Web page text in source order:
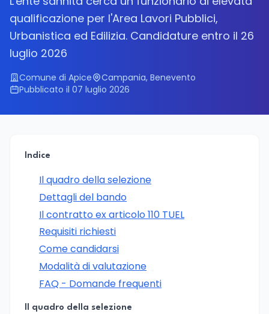
qualificazione per l'Area Lavori Pubblici,
Urbanistica ed Edilizia. Candidature entro il 26
luglio 2026
Comune di Apice
Campania, Benevento
Pubblicato il 07 luglio 2026
Indice
Il quadro della selezione
Dettagli del bando
Il contratto ex articolo 110 TUEL
Requisiti richiesti
Come candidarsi
Modalità di valutazione
FAQ - Domande frequenti
Il quadro della selezione